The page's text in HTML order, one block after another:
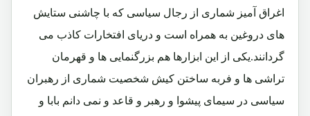
اغراق آمیز شماری از رجال سیاسی که با چاشنی ستایش
های دروغین به همراه است و دریای افتخارات کاذب می
گردانند.یکی از این ابزارها هم بزرگنمایی ها و قهرمان
تراشی ها و فربه ساختن کیش شخصیت شماری از رهبران
سیاسی در سیمای پیشوا و رهبر و قاعد و نمی دانم بابا و